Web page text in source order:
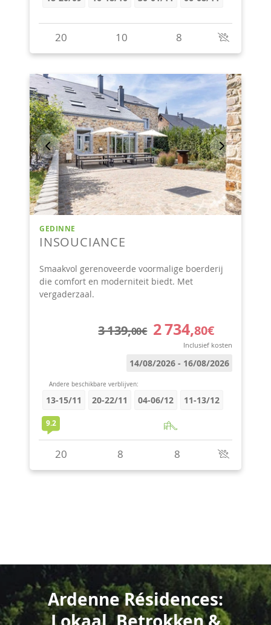
Ardenne Résidences: